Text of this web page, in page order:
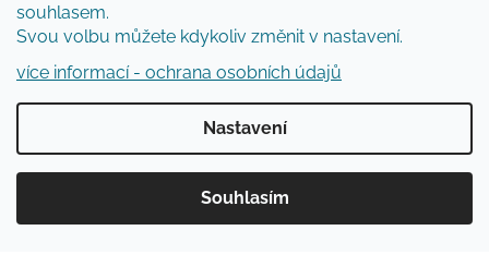
souhlasem.
Svou volbu můžete kdykoliv změnit v nastavení.
více informací - ochrana osobních údajů
Nastavení
Souhlasím
ochrany osobních údajů
PŘIHLÁSIT SE
Vytvořil Shoptet
Inlinespecial
vyhrazena.Upravit nastavení cookies